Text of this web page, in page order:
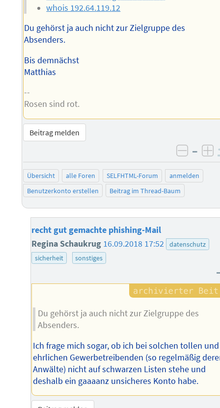
whois 192.64.119.12
Du gehörst ja auch nicht zur Zielgruppe des
Absenders.
Bis demnächst
Matthias
--
Rosen sind rot.
Beitrag melden
–
Übersicht alle Foren SELFHTML-Forum
anmelden
Benutzerkonto erstellen
Beitrag im Thread-Baum
recht gut gemachte phishing-Mail
Regina Schaukrug 16.09.2018 17:52
datenschutz
sicherheit
sonstiges
Du gehörst ja auch nicht zur Zielgruppe des
Absenders.
Ich frage mich sogar, ob ich bei solchen tollen und
ehrlichen Gewerbetreibenden (so regelmäßig
Anwälte) nicht auf schwarzen Listen stehe und
deshalb ein gaaaanz unsicheres Konto habe.